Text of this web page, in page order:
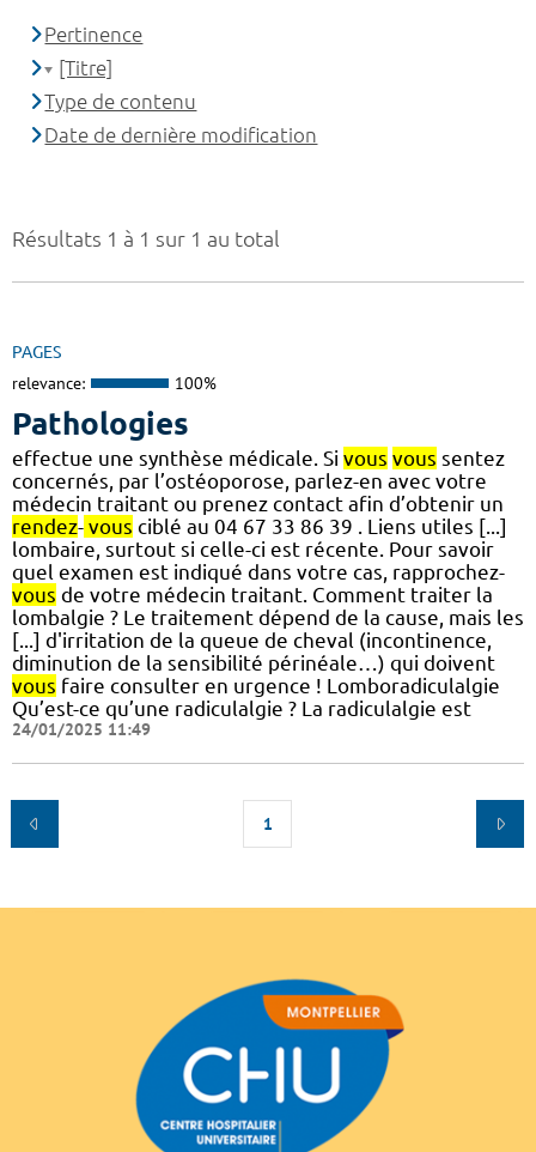
Résultats 1 à 1 sur 1 au total
PAGES
relevance: 100%
Pathologies
effectue une synthèse médicale. Si vous vous sentez
concernés, par l’ostéoporose, parlez-en avec votre
médecin traitant ou prenez contact afin d’obtenir un
rendez- vous ciblé au 04 67 33 86 39 . Liens utiles [...]
lombaire, surtout si celle-ci est récente. Pour savoir
quel examen est indiqué dans votre cas, rapprochez-
vous de votre médecin traitant. Comment traiter la
lombalgie ? Le traitement dépend de la cause, mais les
[...] d'irritation de la queue de cheval (incontinence,
diminution de la sensibilité périnéale…) qui doivent
vous faire consulter en urgence ! Lomboradiculalgie
Qu’est-ce qu’une radiculalgie ? La radiculalgie est
24/01/2025 11:49
1
Pertinence
[Titre]
Type de contenu
Date de dernière modification